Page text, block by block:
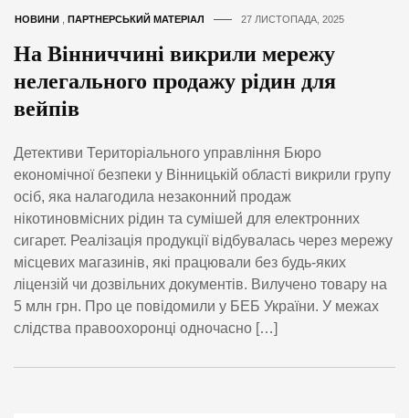
НОВИНИ ПАРТНЕРСЬКИЙ МАТЕРІАЛ 27 ЛИСТОПАДА, 2025
На Вінниччині викрили мережу
нелегального продажу рідин для
вейпів
Детективи Територіального управління Бюро
економічної безпеки у Вінницькій області викрили групу
осіб, яка налагодила незаконний продаж
нікотиновмісних рідин та сумішей для електронних
сигарет. Реалізація продукції відбувалась через мережу
місцевих магазинів, які працювали без будь-яких
ліцензій чи дозвільних документів. Вилучено товару на
5 млн грн. Про це повідомили у БЕБ України. У межах
слідства правоохоронці одночасно […]